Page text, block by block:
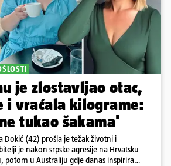
je zlostavljao otac,
i vraćala kilograme:
tukao šakama'
Dokić (42) prošla je težak životni i
je nakon srpske agresije na Hrvatsku
potom u Australiju gdje danas inspirira